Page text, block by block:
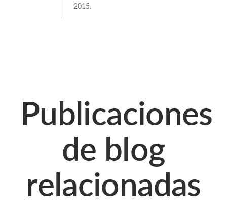
2015.
Publicaciones
de blog
relacionadas